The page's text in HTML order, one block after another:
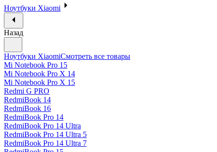
Ноутбуки Xiaomi
Назад
Ноутбуки XiaomiСмотреть все товары
Mi Notebook Pro 15
Mi Notebook Pro X 14
Mi Notebook Pro X 15
Redmi G PRO
RedmiBook 14
RedmiBook 16
RedmiBook Pro 14
RedmiBook Pro 14 Ultra
RedmiBook Pro 14 Ultra 5
RedmiBook Pro 14 Ultra 7